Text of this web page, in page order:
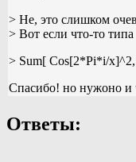
> Не, это слишком
> Вот если что-то типа
> Sum[ Cos[2*Pi*i/
Спасибо! но нужоно и
Ответы: